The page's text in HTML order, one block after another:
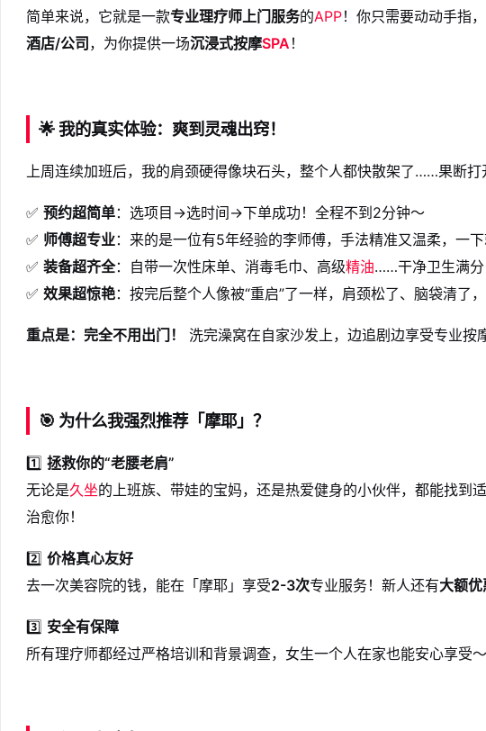
简单来说，它就是一款专业理疗师上门服务的APP！你只需要动动手指
酒店/公司 ，为你提供一场沉浸式按摩SPA ！
🌟我的真实体验：爽到灵魂出窍！
上周连续加班后，我的肩颈硬得像块石头，整个人都快散架了……果断
✅ 预约超简单：选项目→选时间→下单成功！全程不到2分钟～
✅ 师傅超专业：来的是一位有5年经验的李师傅，手法精准又温柔，一下
✅ 装备超齐全：自带一次性床单、消毒毛巾、高级精油……干净卫生满分
✅ 效果超惊艳：按完后整个人像被“重启”了一样，肩颈松了、脑袋清了
重点是：完全不用出门！ 洗完澡窝在自家沙发上，边追剧边享受专业按
🎯 为什么我强烈推荐「摩耶」？
1️⃣ 拯救你的“老腰老肩”
无论是久坐的上班族、带娃的宝妈，还是热爱健身的小伙伴，都能找到适
治愈你！
2️⃣ 价格真心友好
去一次美容院的钱，能在「摩耶」享受2-3次专业服务！新人还有大额
3️⃣ 安全有保障
所有理疗师都经过严格培训和背景调查，女生一个人在家也能安心享受～